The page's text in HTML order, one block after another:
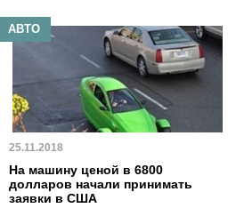
АВТО
25.11.2018
На машину ценой в 6800
долларов начали принимать
заявки в США